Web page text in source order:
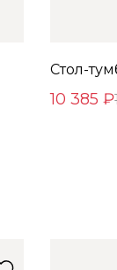
Стол-
10 385 ₽